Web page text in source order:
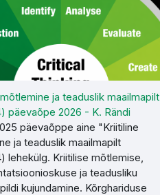
ja teaduslik maailmapilt
päevaõpe 2026 - K. Rändi
päevaõppe aine "Kriitiline
ja teaduslik maailmapilt
lehekülg. Kriitilise mõtlemise,
ja teadusliku
kujundamine. Kõrghariduse